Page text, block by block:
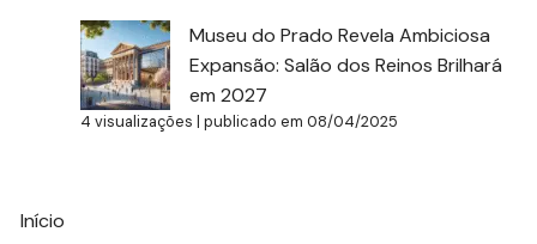
Museu do Prado Revela Ambiciosa
Expansão: Salão dos Reinos Brilhará
em 2027
4 visualizações |publicado em 08/04/2025
Início